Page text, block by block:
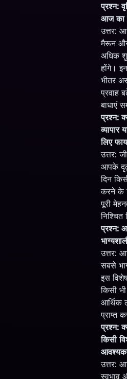
प्रश्न:
आज का
उत्तर:
मैरून और
अधिक
होंगे।
भीतर
प्रवाह
बाधाएं
प्रश्न:
लिए
उत्तर:
आपके
दिन
करने के
पूरी
निश्चित
प्रश्न:
उत्तर:
सबसे
इस
किसी भी
आर्थिक
प्राप्त
प्रश्न:
किसी
उत्तर:
स्वभाव